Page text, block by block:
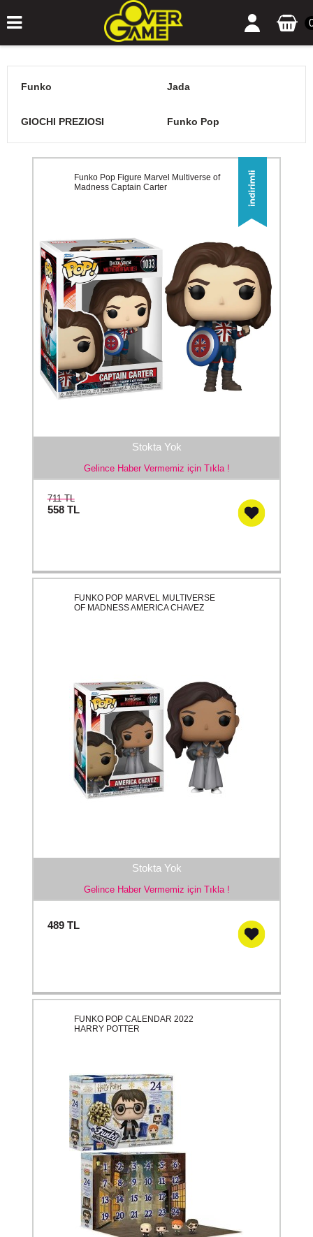
Funko Jada
GIOCHI PREZIOSI Funko Pop
Stokta Yok
Gelince Haber Vermemiz için Tıkla !
Funko Pop Figure Marvel Multiverse of
Madness Captain Carter
711 TL
558 TL
Stokta Yok
Gelince Haber Vermemiz için Tıkla !
FUNKO POP MARVEL MULTIVERSE
OF MADNESS AMERICA CHAVEZ
489 TL
FUNKO POP CALENDAR 2022
HARRY POTTER